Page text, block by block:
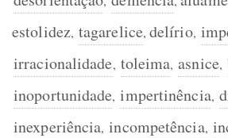
estolidez, tagarelice, delírio,
irracionalidade, toleima, asnice,
inoportunidade, impertinência,
inexperiência, incompetência,